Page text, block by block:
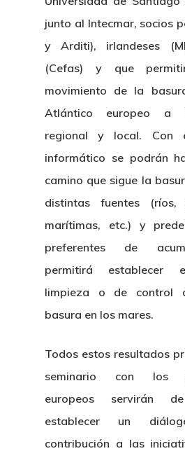
junto al Intecmar, socios
y Arditi), irlandeses
(Cefas) y que
movimiento de la
Atlántico europeo a
regional y local. Con
informático se podrán
camino que sigue la
distintas fuentes (ríos,
marítimas, etc.) y
preferentes de
permitirá establecer
limpieza o de control
basura en los mares.
Todos estos resultados
seminario con los
europeos servirán
establecer un
contribución a las